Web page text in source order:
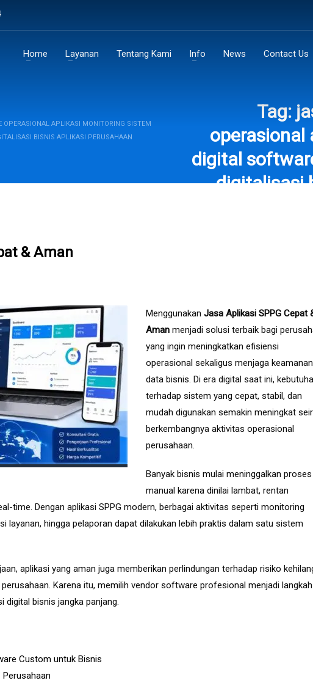
Home Layanan Tentang Kami Info News Contact Us
APLIKASI MONITORING SISTEM
BISNIS APLIKASI PERUSAHAAN
Tag:
operasional
digital
digitalisasi
& Aman
Menggunakan Jasa Aplikasi SPPG Cepat
Aman menjadi solusi terbaik bagi
yang ingin meningkatkan efisiensi
operasional sekaligus menjaga keamanan
data bisnis. Di era digital saat ini,
terhadap sistem yang cepat, stabil, dan
mudah digunakan semakin meningkat
berkembangnya aktivitas operasional
perusahaan.
Banyak bisnis mulai meninggalkan proses
manual karena dinilai lambat, rentan
time. Dengan aplikasi SPPG modern, berbagai aktivitas seperti monitoring
layanan, hingga pelaporan dapat dilakukan lebih praktis dalam satu sistem
aplikasi yang aman juga memberikan perlindungan terhadap risiko
Karena itu, memilih vendor software profesional menjadi langkah
bisnis jangka panjang.
Custom untuk Bisnis
Perusahaan